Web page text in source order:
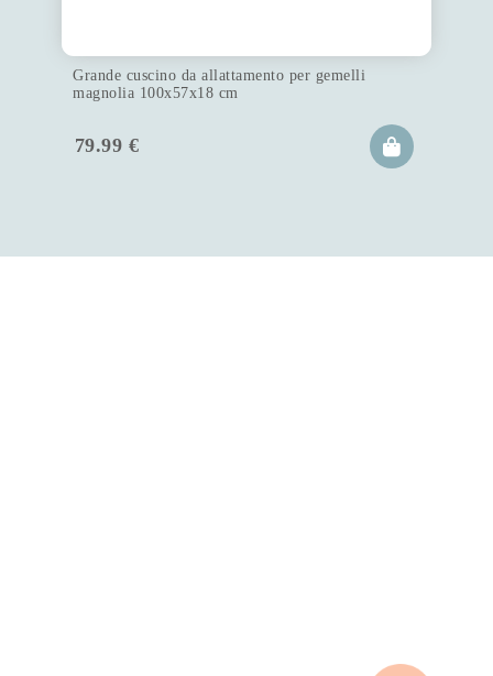
Grande cuscino da allattamento per gemelli
magnolia 100x57x18 cm
79.99 €